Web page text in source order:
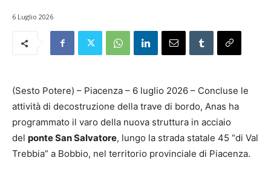
6 Luglio 2026
(Sesto Potere) – Piacenza – 6 luglio 2026 – Concluse le
attività di decostruzione della trave di bordo, Anas ha
programmato il varo della nuova struttura in acciaio
del ponte San Salvatore, lungo la strada statale 45 “di Val
Trebbia” a Bobbio, nel territorio provinciale di Piacenza.